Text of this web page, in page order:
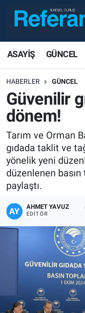
ASAYİŞ GÜNCEL
HABERLER GÜNCEL
Güvenilir
dönem!
Tarım ve Orman
gıdada taklit ve
yönelik yeni
düzenlenen basın
paylaştı.
AHMET YAVUZ
EDITÖR